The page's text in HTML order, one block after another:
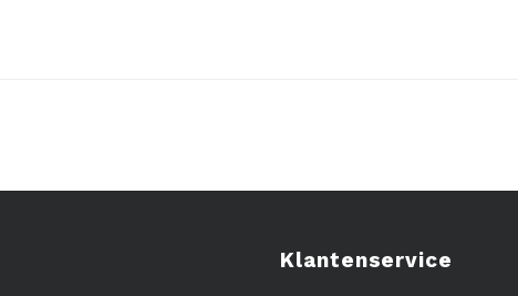
Klantenservice